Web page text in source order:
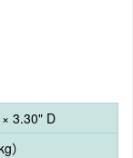
3.30" D
）